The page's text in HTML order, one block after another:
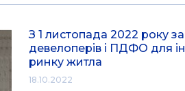
З 1 листопада 2022 року
девелоперів і ПДФО для
ринку житла
18.10.2022